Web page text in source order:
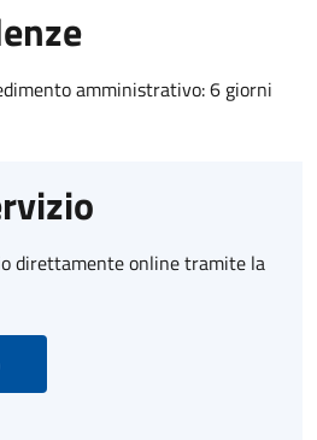
amministrativo: 6 giorni
direttamente online tramite la